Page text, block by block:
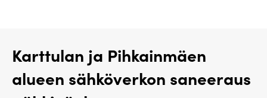
Karttulan ja Pihkainmäen
alueen sähköverkon saneeraus